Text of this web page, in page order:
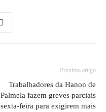
Próximo artigo
Trabalhadores da Hanon de
Palmela fazem greves parciais
sexta-feira para exigirem mais